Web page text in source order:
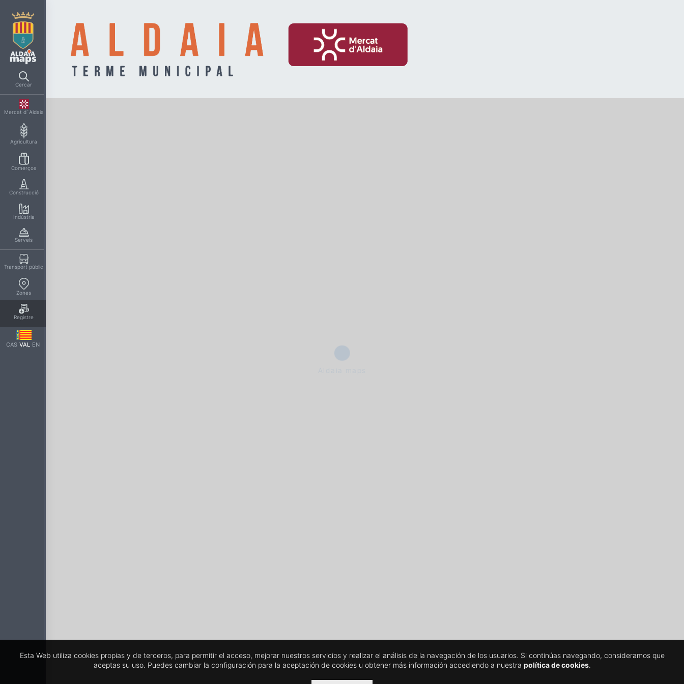
Cercar
Mercat d´Aldaia
Agricultura
Comerços
Construcció
Indústria
Serveis
Transport públic
Zones
Registre
CAS VAL EN
Esta Web utiliza cookies propias y de terceros, para permitir el acceso, mejorar nuestros servicios y realizar el análisis de la navegación de los usuarios. Si continúas navegando, consideramos que
aceptas su uso. Puedes cambiar la configuración para la aceptación de cookies u obtener más información accediendo a nuestra política de cookies.